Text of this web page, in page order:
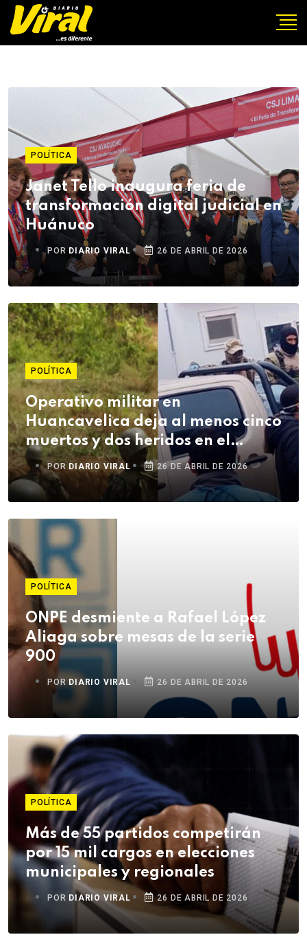
POLÍTICA
Janet Tello inaugura feria de
transformación digital judicial en
Huánuco
POR DIARIO VIRAL 26 DE ABRIL DE 2026
POLÍTICA
Operativo militar en
Huancavelica deja al menos cinco
muertos y dos heridos en el
Vraem
PORDIARIO VIRAL 26 DE ABRIL DE 2026
POLÍTICA
ONPE desmiente a Rafael López
Aliaga sobre mesas de la serie
900
PORDIARIO VIRAL 26 DE ABRIL DE 2026
POLÍTICA
Más de 55 partidos competirán
por 15 mil cargos en elecciones
municipales y regionales
POR DIARIO VIRAL 26 DE ABRIL DE 2026